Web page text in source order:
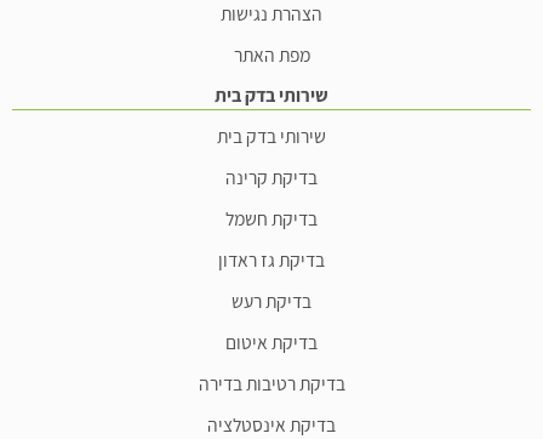
הצהרת נגישות
מפת האתר
שירותי בדק בית
שירותי בדק בית
בדיקת קרינה
בדיקת חשמל
בדיקת גז ראדון
בדיקת רעש
בדיקת איטום
בדיקת רטיבות בדירה
בדיקת אינסטלציה